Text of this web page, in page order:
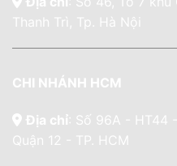
Thanh Trì, Tp. Hà Nội
CHI NHÁNH HCM
Địa chỉ: Số 96A - HT44
Quận 12 - TP. HCM